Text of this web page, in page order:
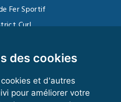
des cookies
et d'autres
pour améliorer votre
Fer Sportif
Curl